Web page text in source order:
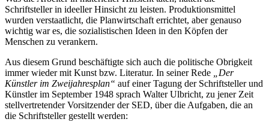
Schriftsteller in ideeller Hinsicht zu leisten. Produktionsmittel
wurden verstaatlicht, die Planwirtschaft errichtet, aber genauso
wichtig war es, die sozialistischen Ideen in den Köpfen der
Menschen zu verankern.
Aus diesem Grund beschäftigte sich auch die politische Obrigkeit
immer wieder mit Kunst bzw. Literatur. In seiner Rede
„Der
Künstler im Zweijahresplan“ auf einer Tagung der Schriftsteller und
Künstler im September 1948 sprach Walter Ulbricht, zu jener Zeit
stellvertretender Vorsitzender der SED, über die Aufgaben, die an
die Schriftsteller gestellt werden: